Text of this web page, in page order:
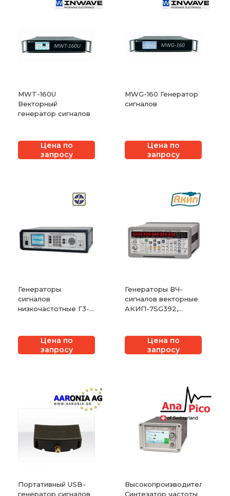
MWT-160U
Векторный
генератор сигналов
Цена по
запросу
MWG-160 Генератор
сигналов
Цена по
запросу
Генераторы
сигналов
низкочастотные Г3-
Цена по
запросу
Генераторы ВЧ-
сигналов векторные
АКИП-7SG392,
Цена по
запросу
Портативный USB-
генератор сигналов
Высокопроизводительный
Синтезатор частоты